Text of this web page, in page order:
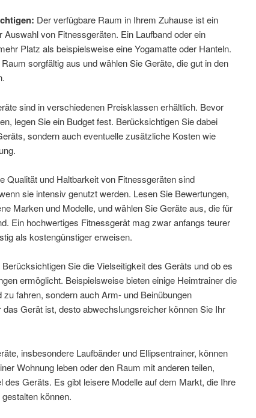
Der verfügbare Raum in Ihrem Zuhause ist ein
Auswahl von Fitnessgeräten. Ein Laufband oder ein
Platz als beispielsweise eine Yogamatte oder Hanteln.
sorgfältig aus und wählen Sie Geräte, die gut in den
sind in verschiedenen Preisklassen erhältlich. Bevor
legen Sie ein Budget fest. Berücksichtigen Sie dabei
sondern auch eventuelle zusätzliche Kosten wie
Qualität und Haltbarkeit von Fitnessgeräten sind
sie intensiv genutzt werden. Lesen Sie Bewertungen,
Marken und Modelle, und wählen Sie Geräte aus, die für
Ein hochwertiges Fitnessgerät mag zwar anfangs teurer
als kostengünstiger erweisen.
Berücksichtigen Sie die Vielseitigkeit des Geräts und ob es
ermöglicht. Beispielsweise bieten einige Heimtrainer die
fahren, sondern auch Arm- und Beinübungen
Gerät ist, desto abwechslungsreicher können Sie Ihr
insbesondere Laufbänder und Ellipsentrainer, können
Wohnung leben oder den Raum mit anderen teilen,
des Geräts. Es gibt leisere Modelle auf dem Markt, die Ihre
können.